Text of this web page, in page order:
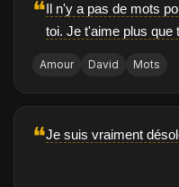
❝Il n'y a pas de mots
toi. Je t'aime plus que
Amour David Mots
❝Je suis vraiment